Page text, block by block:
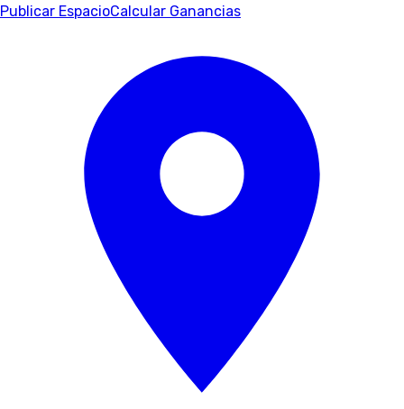
Publicar EspacioCalcular Ganancias